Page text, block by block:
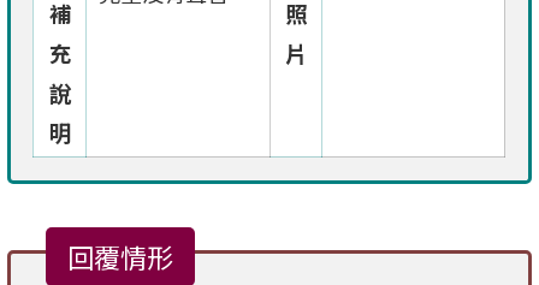
補
充
說
明
照
片
回覆情形